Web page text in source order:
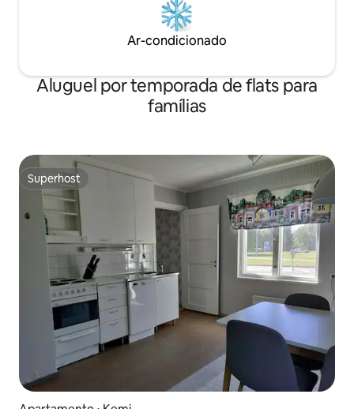
Ar-condicionado
Aluguel por temporada de flats para
famílias
Superhost
Superhost